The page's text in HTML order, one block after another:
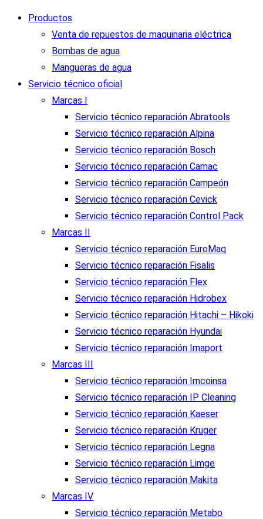
Productos
Venta de repuestos de maquinaria eléctrica
Bombas de agua
Mangueras de agua
Servicio técnico oficial
Marcas I
Servicio técnico reparación Abratools
Servicio técnico reparación Alpina
Servicio técnico reparación Bosch
Servicio técnico reparación Camac
Servicio técnico reparación Campeón
Servicio técnico reparación Cevick
Servicio técnico reparación Control Pack
Marcas II
Servicio técnico reparación EuroMaq
Servicio técnico reparación Fisalis
Servicio técnico reparación Flex
Servicio técnico reparación Hidrobex
Servicio técnico reparación Hitachi – Hikoki
Servicio técnico reparación Hyundai
Servicio técnico reparación Imaport
Marcas III
Servicio técnico reparación Imcoinsa
Servicio técnico reparación IP Cleaning
Servicio técnico reparación Kaeser
Servicio técnico reparación Kruger
Servicio técnico reparación Legna
Servicio técnico reparación Limge
Servicio técnico reparación Makita
Marcas IV
Servicio técnico reparación Metabo